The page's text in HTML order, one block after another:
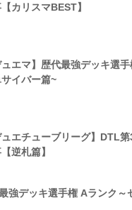
カリスマBEST】
ュエマ】歴代最強デッキ選
イバー篇~
ュエチューブリーグ】DTL
逆札篇】
強デッキ選手権 Aランク～